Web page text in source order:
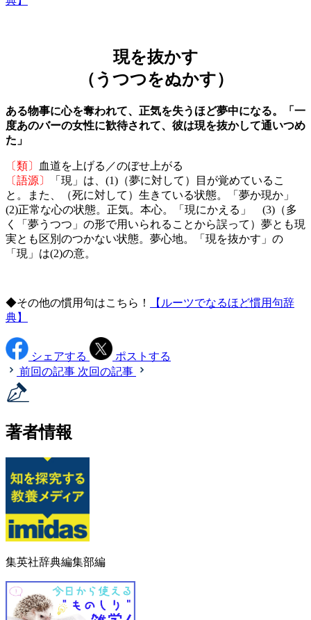
現を抜かす
（うつつをぬかす）
ある物事に心を奪われて、正気を失うほど夢中になる。「一
度あのバーの女性に歓待されて、彼は現を抜かして通いつめ
た」
〔類〕
血道を上げる／のぼせ上がる
〔語源〕
「現」は、(1)（夢に対して）目が覚めているこ
と。また、（死に対して）生きている状態。「夢か現か」
(2)正常な心の状態。正気。本心。「現にかえる」 (3)（多
く「夢うつつ」の形で用いられることから誤って）夢とも現
実とも区別のつかない状態。夢心地。「現を抜かす」の
「現」は(2)の意。
◆その他の慣用句はこちら！
【ルーツでなるほど慣用句辞
典】
シェアする
ポストする
前回の記事 次回の記事
著者情報
集英社辞典編集部編